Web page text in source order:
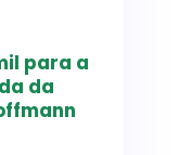
para a
da